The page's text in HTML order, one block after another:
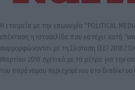
Η εταιρεία με την επωνυμία “POLITICAL
επέκταση η ιστοσελίδα που κατέχει αυτή
συμμορφώνονται με τη Σύσταση (ΕΕ) 2018/
Μαρτίου 2018 σχετικά με τα μέτρα για την
του παράνομου περιεχομένου στο διαδίκτυο